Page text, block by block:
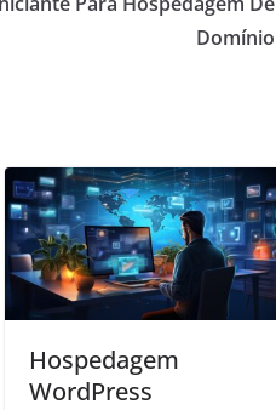
Domínio
Hospedagem
WordPress